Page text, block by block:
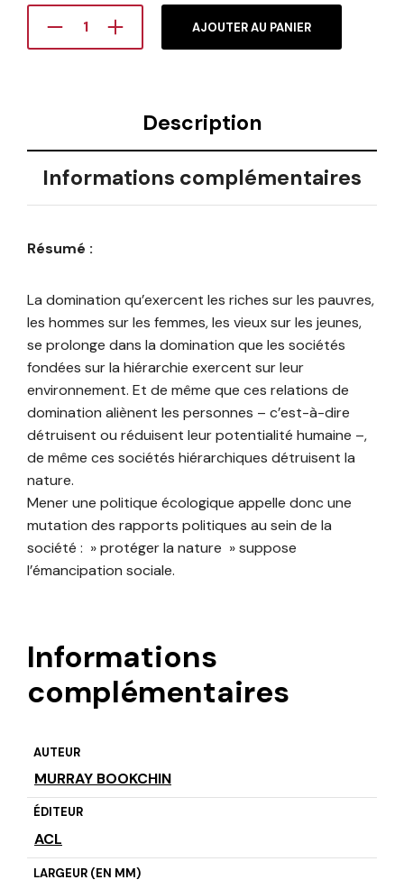
AJOUTER AU PANIER
Description
Informations complémentaires
Résumé :
La domination qu’exercent les riches sur les pauvres,
les hommes sur les femmes, les vieux sur les jeunes,
se prolonge dans la domination que les sociétés
fondées sur la hiérarchie exercent sur leur
environnement. Et de même que ces relations de
domination aliènent les personnes – c’est-à-dire
détruisent ou réduisent leur potentialité humaine –,
de même ces sociétés hiérar­chiques détruisent la
nature.
Mener une politique écologique appelle donc une
mutation des rapports politiques au sein de la
société : » protéger la nature » suppose
l’émancipation sociale.
Informations
complémentaires
AUTEUR
MURRAY BOOKCHIN
ÉDITEUR
ACL
LARGEUR (EN MM)